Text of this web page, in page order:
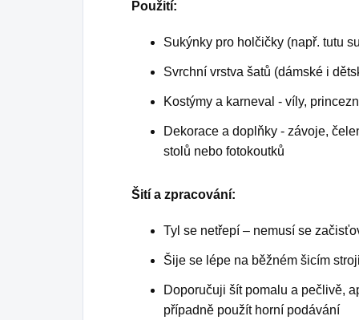
Použití:
Sukýnky pro holčičky (např. tutu
Svrchní vrstva šatů (dámské i
Kostýmy a karneval - víly,
Dekorace a doplňky - závoje,
stolů nebo fotokoutků
Šití a zpracování:
Tyl se netřepí – nemusí se
Šije se lépe na běžném šicím
Doporučuji šít pomalu a pečlivě,
případně použít horní podávání